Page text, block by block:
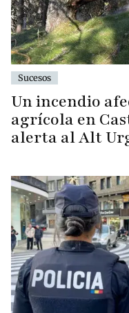
Sucesos
Un incendio
agrícola en
alerta al Alt